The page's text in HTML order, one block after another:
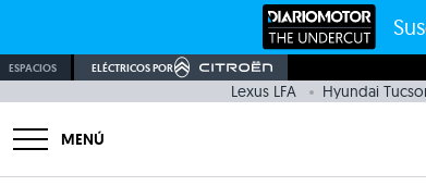
ESPACIOS ELÉCTRICOS POR
Lexus LFA Hyundai
MENÚ